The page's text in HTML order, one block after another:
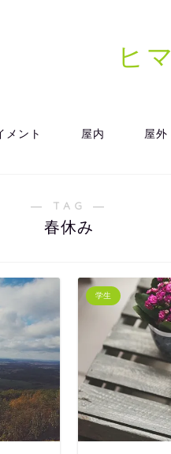
ヒマ
メント 屋内 屋外
― TAG ―
春休み
学生